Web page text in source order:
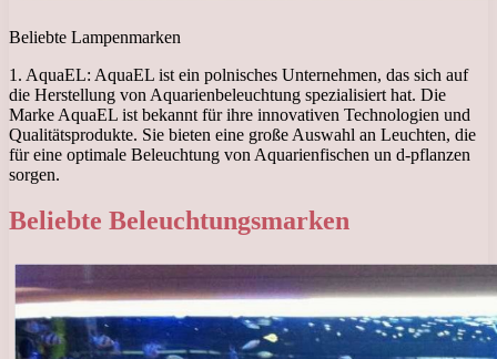
Beliebte Lampenmarken
1. AquaEL: AquaEL ist ein polnisches Unternehmen, das sich auf
die Herstellung von Aquarienbeleuchtung spezialisiert hat. Die
Marke AquaEL ist bekannt für ihre innovativen Technologien und
Qualitätsprodukte. Sie bieten eine große Auswahl an Leuchten, die
für eine optimale Beleuchtung von Aquarienfischen un d-pflanzen
sorgen.
Beliebte Beleuchtungsmarken